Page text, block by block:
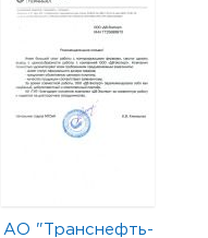
АО "Транснефть-